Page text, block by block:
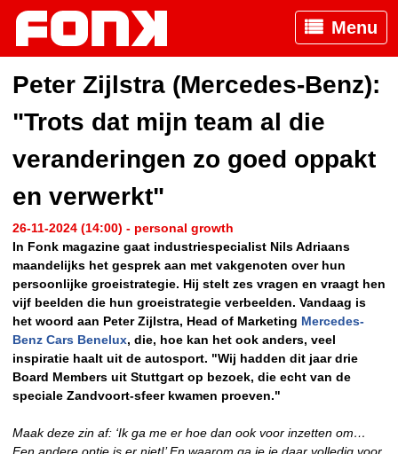
Menu
Peter Zijlstra (Mercedes-Benz):
"Trots dat mijn team al die
veranderingen zo goed oppakt
en verwerkt"
26-11-2024 (14:00) - personal growth
In Fonk magazine gaat industriespecialist Nils Adriaans
maandelijks het gesprek aan met vakgenoten over hun
persoonlijke groeistrategie. Hij stelt zes vragen en vraagt hen
vijf beelden die hun groeistrategie verbeelden. Vandaag is
het woord aan Peter Zijlstra, Head of Marketing Mercedes-
Benz Cars Benelux, die, hoe kan het ook anders, veel
inspiratie haalt uit de autosport. "Wij hadden dit jaar drie
Board Members uit Stuttgart op bezoek, die echt van de
speciale Zandvoort-sfeer kwamen proeven."
Maak deze zin af: ‘Ik ga me er hoe dan ook voor inzetten om…